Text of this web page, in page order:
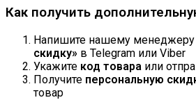
Как получить
Напишите нашему менеджеру
скидку» в Telegram или Viber
Укажите код товара или
Получите персональную
товар